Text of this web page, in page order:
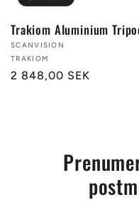
Trakiom Aluminium
Säljare:
SCANVISION
TRAKIOM
Ordinarie
2 848,00 SEK